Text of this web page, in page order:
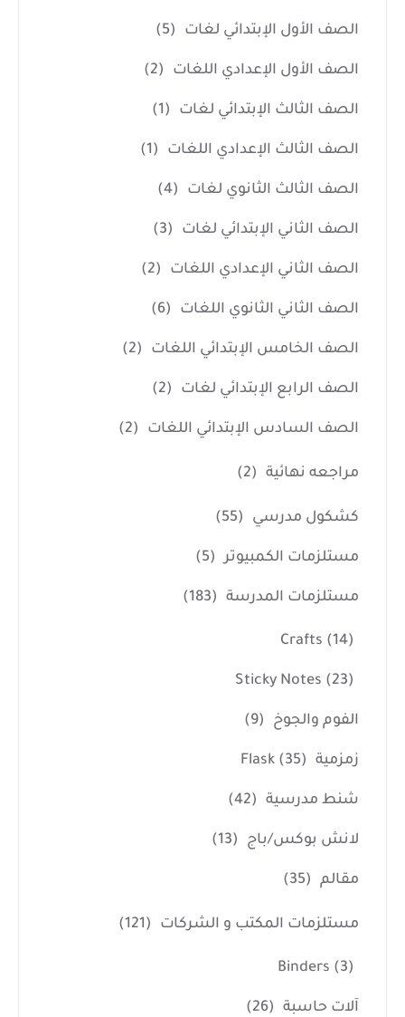
الصف الأول الإبتدائي لغات (5)
الصف الأول الإعدادي اللغات (2)
الصف الثالث الإبتدائي لغات (1)
الصف الثالث الإعدادي اللغات (1)
الصف الثالث الثانوي لغات (4)
الصف الثاني الإبتدائي لغات (3)
الصف الثاني الإعدادي اللغات (2)
الصف الثاني الثانوي اللغات (6)
الصف الخامس الإبتدائي اللغات (2)
الصف الرابع الإبتدائي لغات (2)
الصف السادس الإبتدائي اللغات (2)
مراجعه نهائية (2)
كشكول مدرسي (55)
مستلزمات الكمبيوتر (5)
مستلزمات المدرسة (183)
Crafts (14)
Sticky Notes (23)
الفوم والجوخ (9)
زمزمية Flask (35)
شنط مدرسية (42)
لانش بوكس/باج (13)
مقالم (35)
مستلزمات المكتب و الشركات (121)
Binders (3)
آلات حاسبة (26)